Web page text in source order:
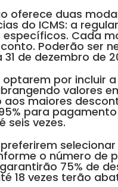
oferece duas
do ICMS: a
Cada
Poderão ser
de dezembro de
por incluir
valores
maiores
para
seis vezes.
o número de
75% de
18 vezes terão